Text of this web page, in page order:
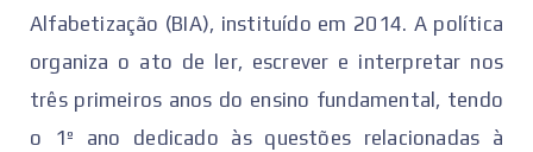
Alfabetização (BIA), instituído em 2014. A política
organiza o ato de ler, escrever e interpretar nos
três primeiros anos do ensino fundamental, tendo
o 1º ano dedicado às questões relacionadas à